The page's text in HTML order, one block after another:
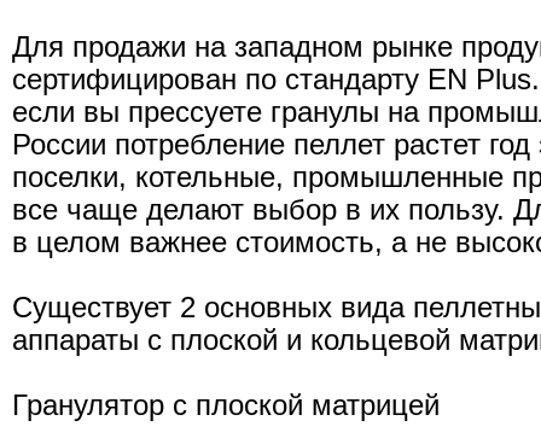
Для продажи на западном рынке
сертифицирован по стандарту EN
если вы прессуете гранулы на
России потребление пеллет растет
поселки, котельные, промышленные
все чаще делают выбор в их пользу.
в целом важнее стоимость, а не
Существует 2 основных вида
аппараты с плоской и кольцевой
Гранулятор с плоской матрицей